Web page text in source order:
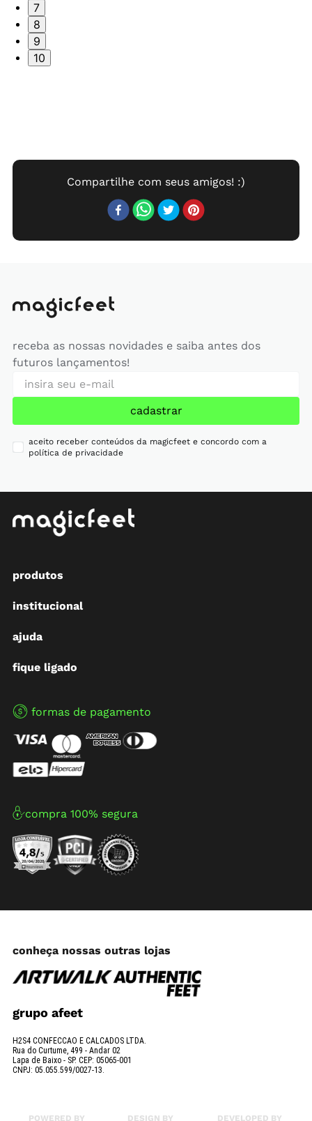
7
8
9
10
receba as nossas novidades e saiba antes dos
futuros lançamentos!
cadastrar
aceito receber conteúdos da magicfeet e concordo com a
política de privacidade
produtos
institucional
ajuda
fique ligado
formas de pagamento
compra 100% segura
conheça nossas outras lojas
grupo afeet
H2S4 CONFECCAO E CALCADOS LTDA.
Rua do Curtume, 499 - Andar 02
Lapa de Baixo - SP. CEP: 05065-001
CNPJ: 05.055.599/0027-13.
POWERED BY DESIGN BY DEVELOPED BY